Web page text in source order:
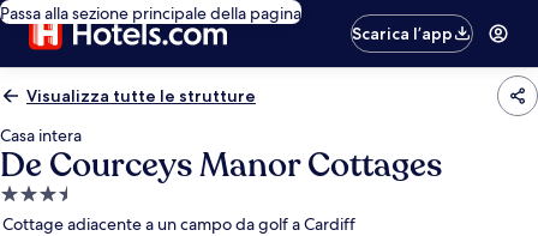
Passa alla sezione principale della pagina
Scarica l’app
Visualizza tutte le strutture
Casa intera
De Courceys Manor Cottages
Struttura
aCottage adiacente a un campo da golf a Cardiff